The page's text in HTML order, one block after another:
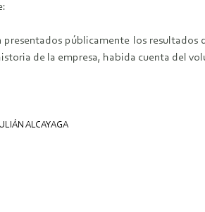
presentados públicamente los resultados
de la empresa, habida cuenta del
ALCAYAGA